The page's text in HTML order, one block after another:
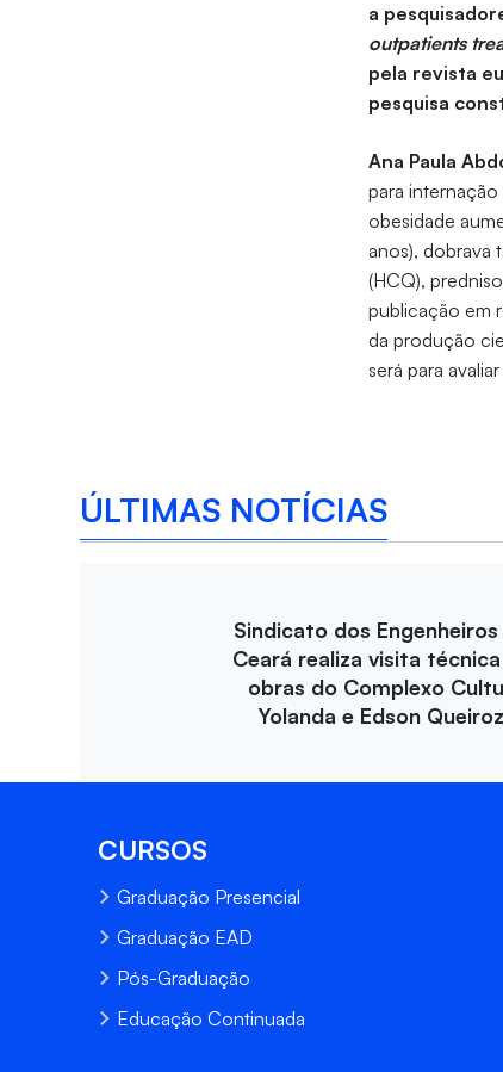
a
outpatients
pela revista
pesquisa
Ana Paula
para
obesidade
anos), dobrava
(HCQ),
publicação em
da produção
será para
ÚLTIMAS NOTÍCIAS
Sindicato dos
Ceará realiza visita
obras do Complexo
Yolanda e Edson Queiroz
CURSOS
Graduação Presencial
Graduação EAD
Pós-Graduação
Educação Continuada